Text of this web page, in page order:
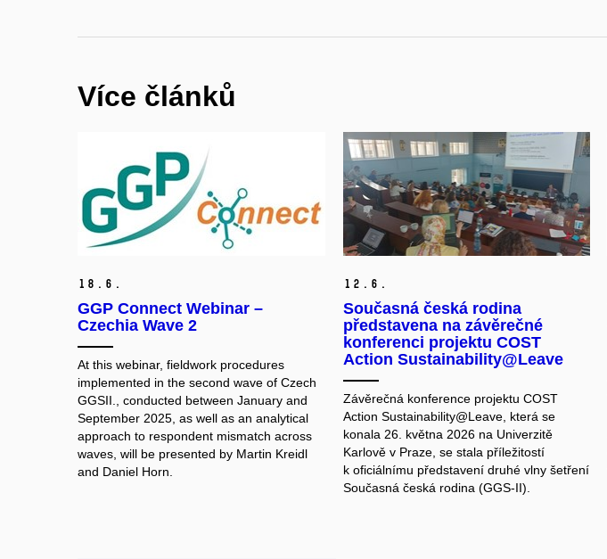
Více článků
18. 6.
GGP Connect Webinar –
Czechia Wave 2
At this webinar, fieldwork procedures
implemented in the second wave of Czech
GGSII., conducted between January and
September 2025, as well as an analytical
approach to respondent mismatch across
waves, will be presented by Martin Kreidl
and Daniel Horn.
12. 6.
Současná česká rodina
představena na závěrečné
konferenci projektu COST
Action Sustainability@Leave
Závěrečná konference projektu COST
Action Sustainability@Leave, která se
konala 26. května 2026 na Univerzitě
Karlově v Praze, se stala příležitostí
k oficiálnímu představení druhé vlny šetření
Současná česká rodina (GGS-II).